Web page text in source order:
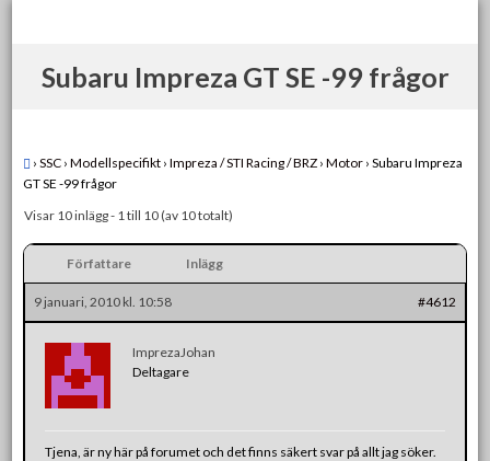
contentSubaru Impreza GT SE -99 frågor
› SSC › Modellspecifikt › Impreza / STI Racing / BRZ › Motor › Subaru Impreza
GT SE -99 frågor
Visar 10 inlägg - 1 till 10 (av 10 totalt)
Författare Inlägg
9 januari, 2010 kl. 10:58 #4612
ImprezaJohan
Deltagare
Tjena, är ny här på forumet och det finns säkert svar på allt jag söker.